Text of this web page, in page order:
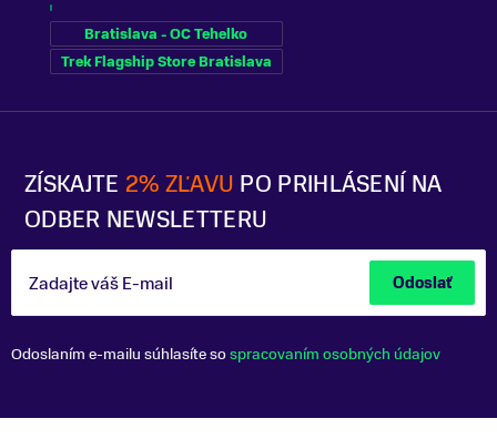
ZÍSKAJTE 2% ZĽAVU PO PRIHLÁSENÍ NA
ODBER NEWSLETTERU
Zadajte váš E-mail Odoslať
Odoslaním e-mailu súhlasíte sospracovaním osobných údajov
Bratislava - OC Tehelko
Trek Flagship Store Bratislava